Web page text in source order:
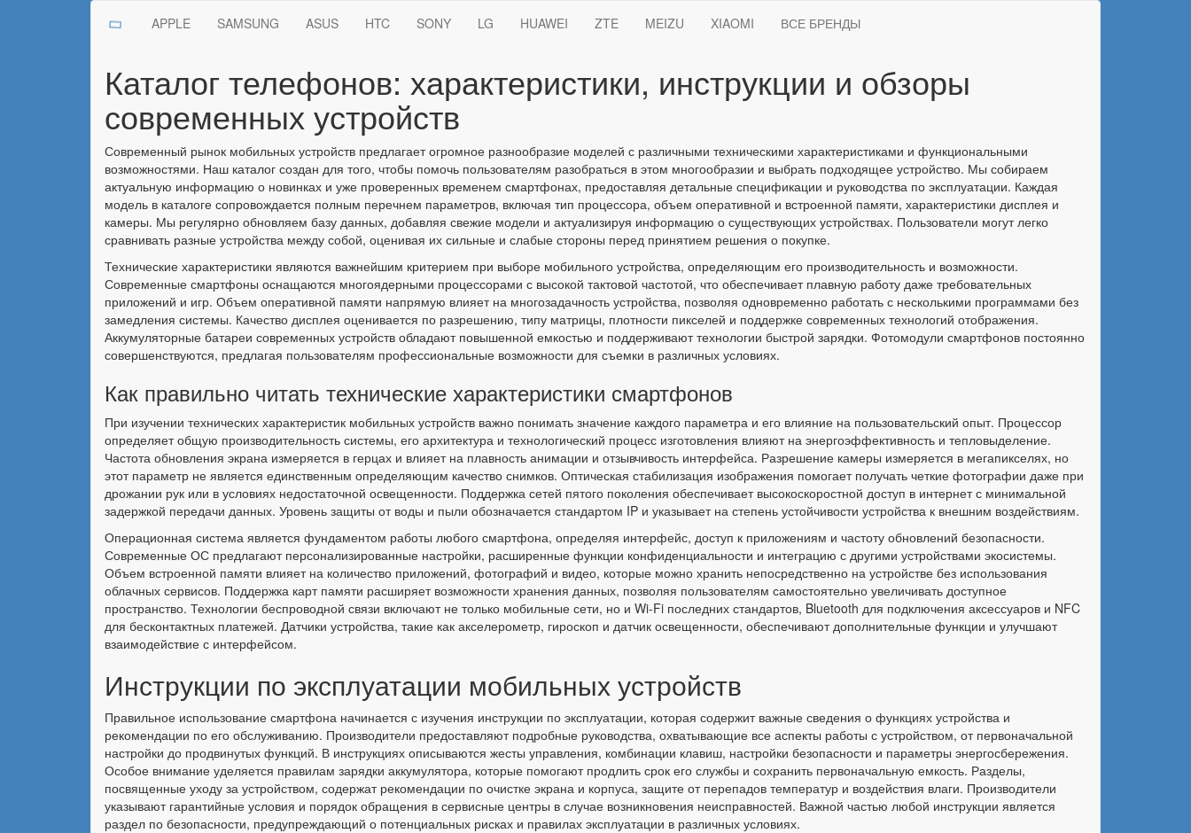
APPLE SAMSUNG ASUS HTC SONY LG HUAWEI ZTE MEIZU XIAOMI ВСЕ БРЕНДЫ
Каталог телефонов: характеристики, инструкции и обзоры
современных устройств
Современный рынок мобильных устройств предлагает огромное разнообразие моделей с различными техническими характеристиками и функциональными
возможностями. Наш каталог создан для того, чтобы помочь пользователям разобраться в этом многообразии и выбрать подходящее устройство. Мы собираем
актуальную информацию о новинках и уже проверенных временем смартфонах, предоставляя детальные спецификации и руководства по эксплуатации. Каждая
модель в каталоге сопровождается полным перечнем параметров, включая тип процессора, объем оперативной и встроенной памяти, характеристики дисплея и
камеры. Мы регулярно обновляем базу данных, добавляя свежие модели и актуализируя информацию о существующих устройствах. Пользователи могут легко
сравнивать разные устройства между собой, оценивая их сильные и слабые стороны перед принятием решения о покупке.
Технические характеристики являются важнейшим критерием при выборе мобильного устройства, определяющим его производительность и возможности.
Современные смартфоны оснащаются многоядерными процессорами с высокой тактовой частотой, что обеспечивает плавную работу даже требовательных
приложений и игр. Объем оперативной памяти напрямую влияет на многозадачность устройства, позволяя одновременно работать с несколькими программами без
замедления системы. Качество дисплея оценивается по разрешению, типу матрицы, плотности пикселей и поддержке современных технологий отображения.
Аккумуляторные батареи современных устройств обладают повышенной емкостью и поддерживают технологии быстрой зарядки. Фотомодули смартфонов постоянно
совершенствуются, предлагая пользователям профессиональные возможности для съемки в различных условиях.
Как правильно читать технические характеристики смартфонов
При изучении технических характеристик мобильных устройств важно понимать значение каждого параметра и его влияние на пользовательский опыт. Процессор
определяет общую производительность системы, его архитектура и технологический процесс изготовления влияют на энергоэффективность и тепловыделение.
Частота обновления экрана измеряется в герцах и влияет на плавность анимации и отзывчивость интерфейса. Разрешение камеры измеряется в мегапикселях, но
этот параметр не является единственным определяющим качество снимков. Оптическая стабилизация изображения помогает получать четкие фотографии даже при
дрожании рук или в условиях недостаточной освещенности. Поддержка сетей пятого поколения обеспечивает высокоскоростной доступ в интернет с минимальной
задержкой передачи данных. Уровень защиты от воды и пыли обозначается стандартом IP и указывает на степень устойчивости устройства к внешним воздействиям.
Операционная система является фундаментом работы любого смартфона, определяя интерфейс, доступ к приложениям и частоту обновлений безопасности.
Современные ОС предлагают персонализированные настройки, расширенные функции конфиденциальности и интеграцию с другими устройствами экосистемы.
Объем встроенной памяти влияет на количество приложений, фотографий и видео, которые можно хранить непосредственно на устройстве без использования
облачных сервисов. Поддержка карт памяти расширяет возможности хранения данных, позволяя пользователям самостоятельно увеличивать доступное
пространство. Технологии беспроводной связи включают не только мобильные сети, но и Wi-Fi последних стандартов, Bluetooth для подключения аксессуаров и NFC
для бесконтактных платежей. Датчики устройства, такие как акселерометр, гироскоп и датчик освещенности, обеспечивают дополнительные функции и улучшают
взаимодействие с интерфейсом.
Инструкции по эксплуатации мобильных устройств
Правильное использование смартфона начинается с изучения инструкции по эксплуатации, которая содержит важные сведения о функциях устройства и
рекомендации по его обслуживанию. Производители предоставляют подробные руководства, охватывающие все аспекты работы с устройством, от первоначальной
настройки до продвинутых функций. В инструкциях описываются жесты управления, комбинации клавиш, настройки безопасности и параметры энергосбережения.
Особое внимание уделяется правилам зарядки аккумулятора, которые помогают продлить срок его службы и сохранить первоначальную емкость. Разделы,
посвященные уходу за устройством, содержат рекомендации по очистке экрана и корпуса, защите от перепадов температур и воздействия влаги. Производители
указывают гарантийные условия и порядок обращения в сервисные центры в случае возникновения неисправностей. Важной частью любой инструкции является
раздел по безопасности, предупреждающий о потенциальных рисках и правилах эксплуатации в различных условиях.